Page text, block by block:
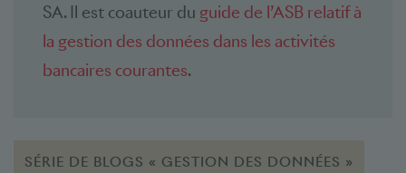
SA. Il est coauteur du guide de l’ASB relatif à
la gestion des données dans les activités
bancaires courantes.
SÉRIE DE BLOGS « GESTION DES DONNÉES »